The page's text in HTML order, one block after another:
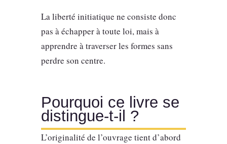
La liberté initiatique ne consiste donc
pas à échapper à toute loi, mais à
apprendre à traverser les formes sans
perdre son centre.
Pourquoi ce livre se
distingue-t-il ?
L’originalité de l’ouvrage tient d’abord